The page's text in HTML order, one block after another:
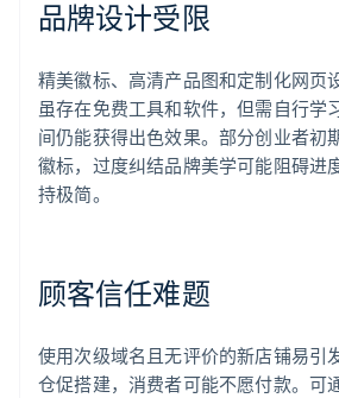
品牌设计受限
精美徽标、高清产品图和定制化网页
虽存在免费工具和软件，但需自行学
间仍能获得出色效果。部分创业者初
徽标，过度纠结品牌美学可能阻碍进
持极简。
顾客信任难题
使用次级域名且无评价的新店铺易引
仓促搭建，消费者可能不愿付款。可